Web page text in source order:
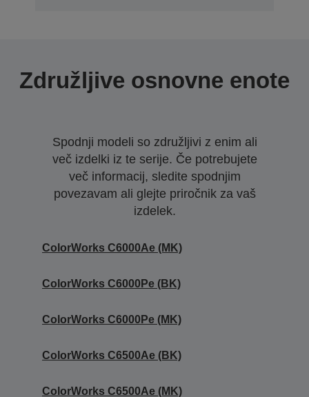
Združljive osnovne enote
Spodnji modeli so združljivi z enim ali
več izdelki iz te serije. Če potrebujete
več informacij, sledite spodnjim
povezavam ali glejte priročnik za vaš
izdelek.
ColorWorks C6000Ae (MK)
ColorWorks C6000Pe (BK)
ColorWorks C6000Pe (MK)
ColorWorks C6500Ae (BK)
ColorWorks C6500Ae (MK)